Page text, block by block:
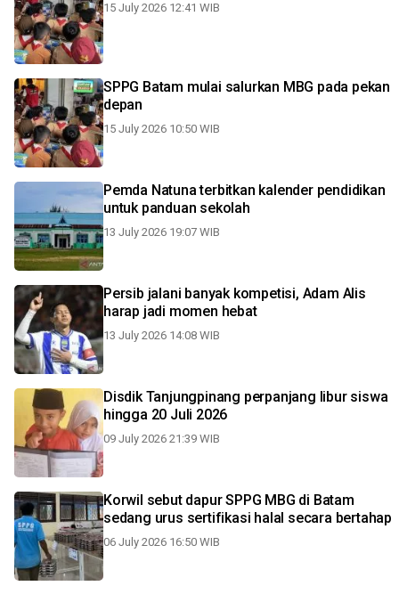
15 July 2026 12:41 WIB
SPPG Batam mulai salurkan MBG pada pekan
depan
15 July 2026 10:50 WIB
Pemda Natuna terbitkan kalender pendidikan
untuk panduan sekolah
13 July 2026 19:07 WIB
Persib jalani banyak kompetisi, Adam Alis
harap jadi momen hebat
13 July 2026 14:08 WIB
Disdik Tanjungpinang perpanjang libur siswa
hingga 20 Juli 2026
09 July 2026 21:39 WIB
Korwil sebut dapur SPPG MBG di Batam
sedang urus sertifikasi halal secara bertahap
06 July 2026 16:50 WIB